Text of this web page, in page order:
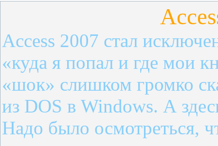
Access 2007 стал
«куда я попал и где мои
«шок» слишком громко
из DOS в Windows. А
Надо было осмотреться,